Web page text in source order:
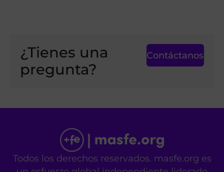
¿Tienes una
pregunta?
Contáctanos
Todos los derechos reservados. masfe.org es